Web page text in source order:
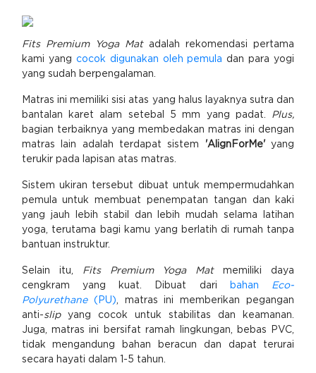
Fits Premium Yoga Matadalah rekomendasi pertama
kami yang cocok digunakan oleh pemula dan para yogi
yang sudah berpengalaman.
Matras ini memiliki sisi atas yang halus layaknya sutra dan
bantalan karet alam setebal 5 mm yang padat. Plus,
bagian terbaiknya yang membedakan matras ini dengan
matras lain adalah terdapat sistem 'AlignForMe'yang
terukir pada lapisan atas matras.
Sistem ukiran tersebut dibuat untuk mempermudahkan
pemula untuk membuat penempatan tangan dan kaki
yang jauh lebih stabil dan lebih mudah selama latihan
yoga, terutama bagi kamu yang berlatih di rumah tanpa
bantuan instruktur.
Selain itu, Fits Premium Yoga Matmemiliki daya
cengkram yang kuat. Dibuat dari
bahan Eco-
Polyurethane (PU), matras ini memberikan pegangan
anti-slip yang cocok untuk stabilitas dan keamanan.
Juga, matras ini bersifat ramah lingkungan, bebas PVC,
tidak mengandung bahan beracun dan dapat terurai
secara hayati dalam 1-5 tahun.